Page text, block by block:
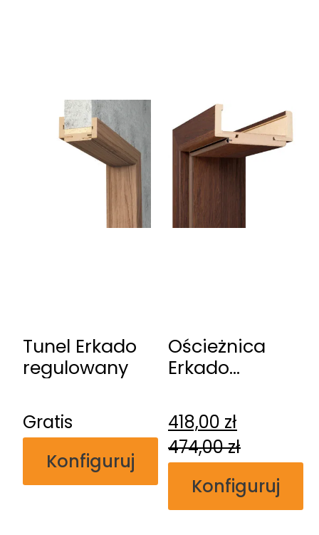
Tunel Erkado
regulowany
Gratis
Konfiguruj
Ościeżnica
Erkado
przylgowa
418,00 zł
474,00zł
Konfiguruj